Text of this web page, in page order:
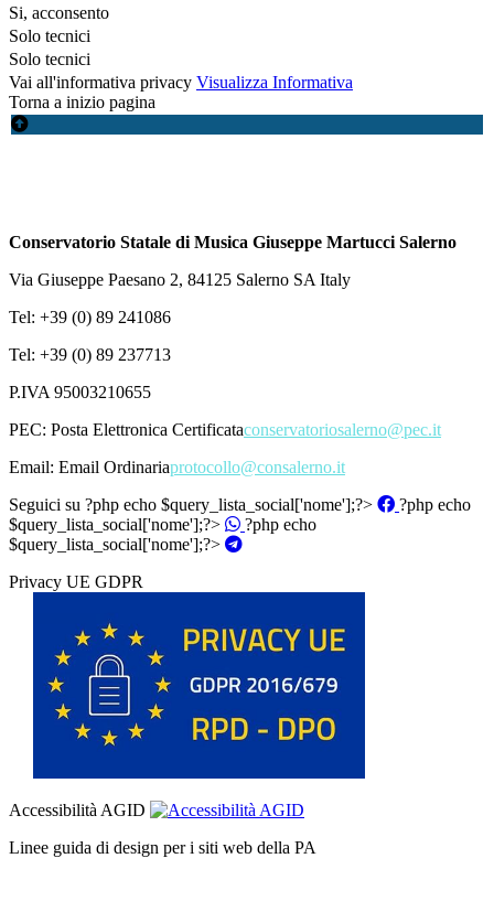
Si, acconsento
Solo tecnici
Solo tecnici
Vai all'informativa privacy Visualizza Informativa
Torna a inizio pagina
Conservatorio Statale di Musica Giuseppe Martucci Salerno
Via Giuseppe Paesano 2, 84125 Salerno SA Italy
Tel: +39 (0) 89 241086
Tel: +39 (0) 89 237713
P.IVA 95003210655
PEC: Posta Elettronica Certificataconservatoriosalerno@pec.it
Email: Email Ordinariaprotocollo@consalerno.it
Seguici su ?php echo $query_lista_social['nome'];?>
?php echo
$query_lista_social['nome'];?>
?php echo
$query_lista_social['nome'];?>
Privacy UE GDPR
Accessibilità AGID
Linee guida di design per i siti web della PA